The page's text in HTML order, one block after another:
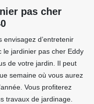
pas cher
d’entretenir
le jardinier pas cher Eddy
de votre jardin. Il peut
semaine où vous aurez
Vous profiterez
travaux de jardinage.